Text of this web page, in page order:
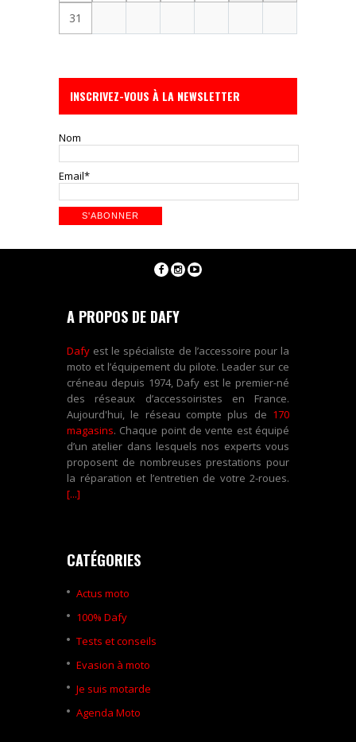
31
INSCRIVEZ-VOUS À LA NEWSLETTER
Nom
Email*
A PROPOS DE DAFY
Dafy est le spécialiste de l’accessoire pour la
moto et l’équipement du pilote. Leader sur ce
créneau depuis 1974, Dafy est le premier-né
des réseaux d’accessoiristes en France.
Aujourd'hui, le réseau compte plus de 170
magasins. Chaque point de vente est équipé
d’un atelier dans lesquels nos experts vous
proposent de nombreuses prestations pour
la réparation et l’entretien de votre 2-roues.
[...]
CATÉGORIES
Actus moto
100% Dafy
Tests et conseils
Evasion à moto
Je suis motarde
Agenda Moto